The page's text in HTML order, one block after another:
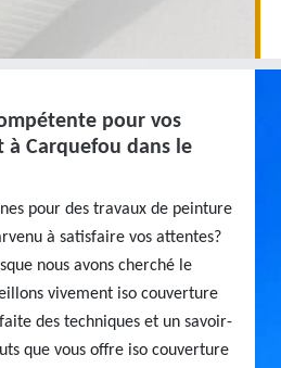
pour vos
Carquefou dans le
pour des travaux de peinture
à satisfaire vos attentes?
nous avons cherché le
vivement iso couverture
des techniques et un savoir-
que vous offre iso couverture